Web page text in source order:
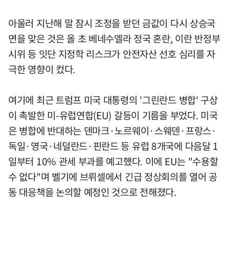
아울러 지난해 말 잠시 조정을 받던 금값이 다시 상승국
면을 맞은 것은 올 초 베네수엘라 정국 혼란, 이란 반정부
시위 등 잇단 지정학 리스크가 안전자산 선호 심리를 자
극한 영향이 컸다.
여기에 최근 트럼프 미국 대통령의 '그린란드 병합' 구상
이 촉발한 미-유럽연합(EU) 갈등이 기름을 부었다. 미국
은 병합에 반대하는 덴마크·노르웨이·스웨덴·프랑스·
독일·영국·네덜란드·핀란드 등 유럽 8개국에 다음달 1
일부터 10% 관세 부과를 예고했다. 이에 EU는 "수용할
수 없다"며 벨기에 브뤼셀에서 긴급 정상회의를 열어 공
동 대응책을 논의할 예정인 것으로 전해졌다.